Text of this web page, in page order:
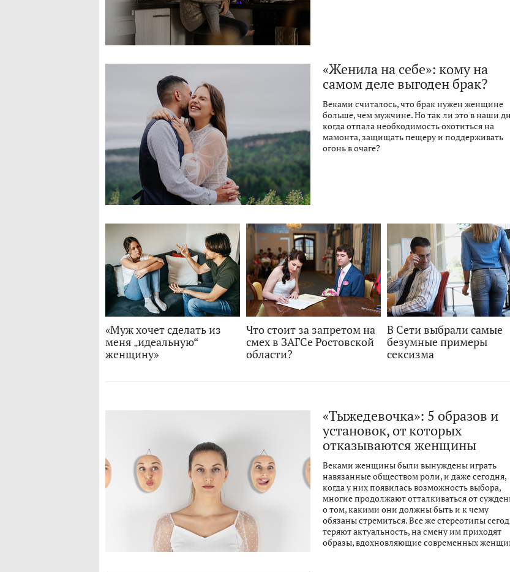
«Женила на себе»: кому на
самом деле выгоден брак?
Веками считалось, что брак нужен женщине
больше, чем мужчине. Но так ли это в наши
когда отпала необходимость охотиться на
мамонта, защищать пещеру и поддерживать
огонь в очаге?
«Муж хочет сделать из
меня „идеальную“
женщину»
Что стоит за запретом на
смех в ЗАГСе Ростовской
области?
В Сети выбрали самые
безумные примеры
сексизма
«Тыжедевочка»: 5 образов и
установок, от которых
отказываются женщины
Веками женщины были вынуждены играть
навязанные обществом роли, и даже сегодня,
когда у них появилась возможность выбора,
многие продолжают отталкиваться от
о том, какими они должны быть и к чему
обязаны стремиться. Все же стереотипы
теряют актуальность, на смену им приходят
образы, вдохновляющие современных